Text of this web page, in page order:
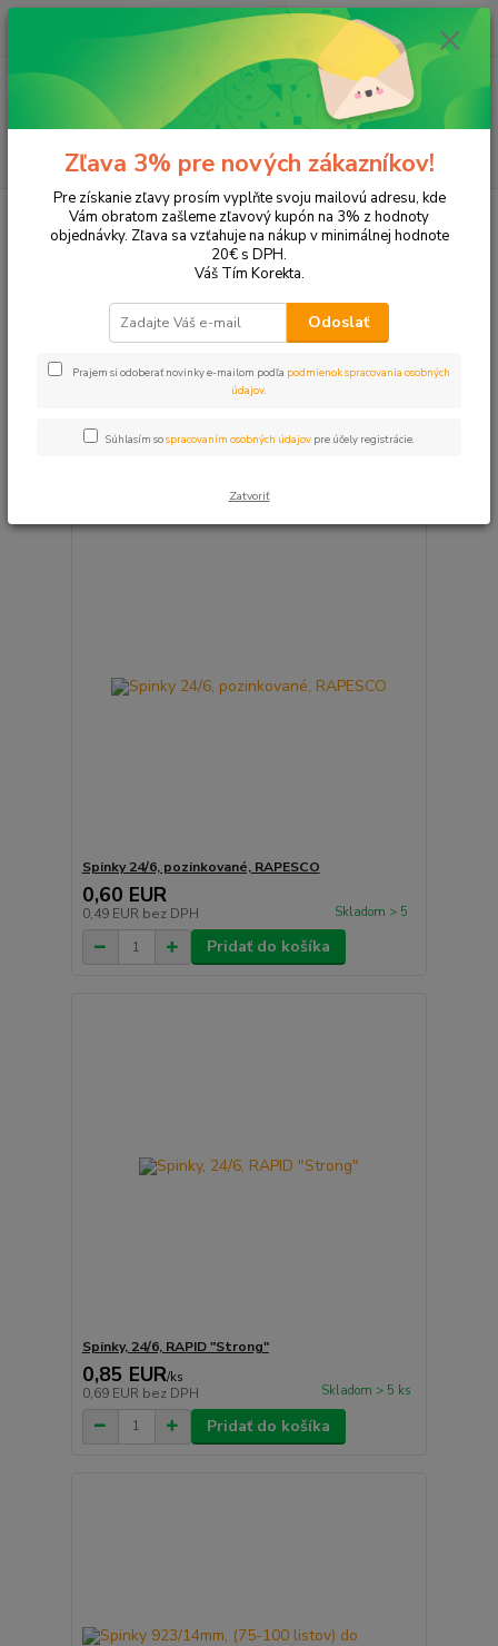
Hľadať
ks
za 0,00 EUR
Kancelárske potreby Klipy, špendlíky a spony Spony, spinky
Spony, spinky
Upresniť parametre
Najdrahšie
Zobrazujem 1-17 z 17
Spinky 24/6, pozinkované, RAPESCO
0,60 EUR
0,49 EUR bez DPH Skladom > 5
Pridať do košíka
Spinky, 24/6, RAPID "Strong"
0,85 EUR/ks
0,69 EUR bez DPH Skladom > 5 ks
Pridať do košíka
Zľava 3% pre nových zákazníkov!
Pre získanie zľavy prosím vyplňte svoju mailovú adresu, kde
Vám obratom zašleme zľavový kupón na 3% z hodnoty
objednávky. Zľava sa vzťahuje na nákup v minimálnej hodnote
20€ s DPH.
Váš Tím Korekta.
Odoslať
Prajem si odoberať novinky e-mailom podľa podmienok spracovania osobných
údajov.
Súhlasím sospracovaním osobných údajov pre účely registrácie.
Zatvoriť